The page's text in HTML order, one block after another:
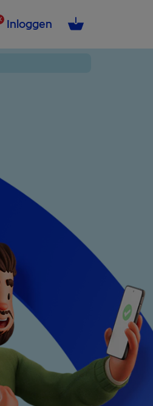
Inloggen